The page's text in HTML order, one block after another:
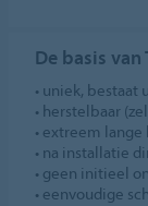
De basis
• uniek, bestaat
• herstelbaar
• extreem
• na installatie
• geen initieel
• eenvoudige